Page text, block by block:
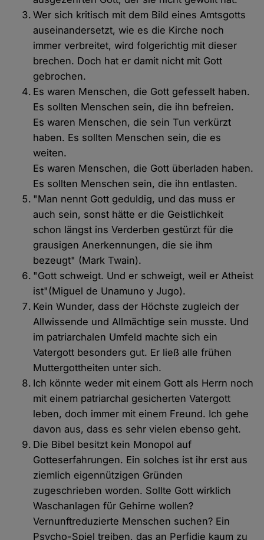
Wer sich kritisch mit dem Bild eines Amtsgotts
auseinandersetzt, wie es die Kirche noch
immer verbreitet, wird folgerichtig mit dieser
brechen. Doch hat er damit nicht mit Gott
gebrochen.
Es waren Menschen, die Gott gefesselt haben.
Es sollten Menschen sein, die ihn befreien.
Es waren Menschen, die sein Tun verkürzt
haben. Es sollten Menschen sein, die es
weiten.
Es waren Menschen, die Gott überladen haben.
Es sollten Menschen sein, die ihn entlasten.
"Man nennt Gott geduldig, und das muss er
auch sein, sonst hätte er die Geistlichkeit
schon längst ins Verderben gestürzt für die
grausigen Anerkennungen, die sie ihm
bezeugt" (Mark Twain).
"Gott schweigt. Und er schweigt, weil er Atheist
ist"(Miguel de Unamuno y Jugo).
Kein Wunder, dass der Höchste zugleich der
Allwissende und Allmächtige sein musste. Und
im patriarchalen Umfeld machte sich ein
Vatergott besonders gut. Er ließ alle frühen
Muttergottheiten unter sich.
Ich könnte weder mit einem Gott als Herrn noch
mit einem patriarchal gesicherten Vatergott
leben, doch immer mit einem Freund. Ich gehe
davon aus, dass es sehr vielen ebenso geht.
Die Bibel besitzt kein Monopol auf
Gotteserfahrungen. Ein solches ist ihr erst aus
ziemlich eigennützigen Gründen
zugeschrieben worden. Sollte Gott wirklich
Waschanlagen für Gehirne wollen?
Vernunftreduzierte Menschen suchen? Ein
Psycho-Spiel treiben, das an Perfidie kaum zu